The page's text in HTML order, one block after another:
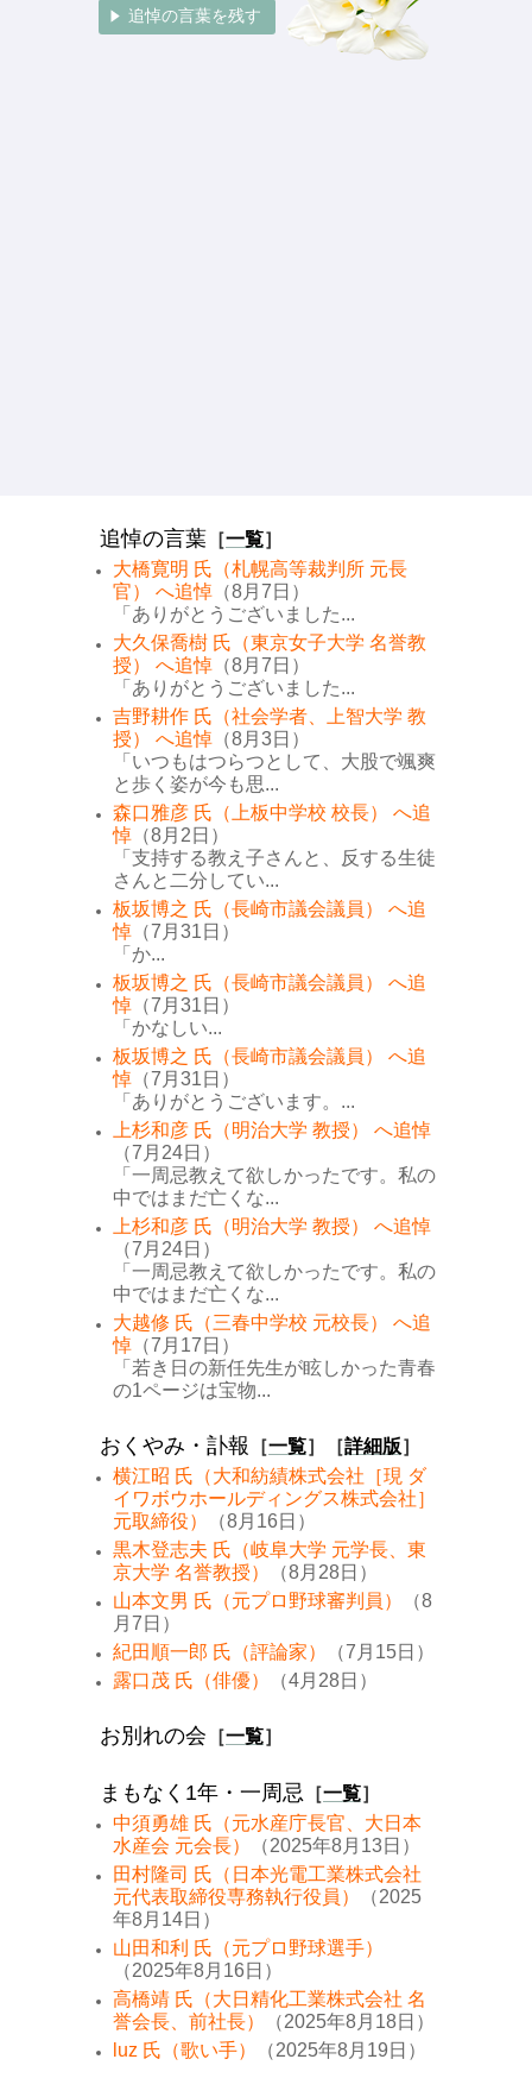
追悼の言葉 ［一覧］
大橋寛明 氏（札幌高等裁判所 元長
官） へ追悼 （8月7日）
「ありがとうございました...
大久保喬樹 氏（東京女子大学 名誉教
授） へ追悼 （8月7日）
「ありがとうございました...
吉野耕作 氏（社会学者、上智大学 教
授） へ追悼 （8月3日）
「いつもはつらつとして、大股で颯爽
と歩く姿が今も思...
森口雅彦 氏（上板中学校 校長） へ追
悼 （8月2日）
「支持する教え子さんと、反する生徒
さんと二分してい...
板坂博之 氏（長崎市議会議員） へ追
悼 （7月31日）
「か...
板坂博之 氏（長崎市議会議員） へ追
悼 （7月31日）
「かなしい...
板坂博之 氏（長崎市議会議員） へ追
悼 （7月31日）
「ありがとうございます。...
上杉和彦 氏（明治大学 教授） へ追悼
（7月24日）
「一周忌教えて欲しかったです。私の
中ではまだ亡くな...
上杉和彦 氏（明治大学 教授） へ追悼
（7月24日）
「一周忌教えて欲しかったです。私の
中ではまだ亡くな...
大越修 氏（三春中学校 元校長） へ追
悼 （7月17日）
「若き日の新任先生が眩しかった青春
の1ページは宝物...
おくやみ・訃報 ［一覧］［詳細版］
横江昭 氏（大和紡績株式会社［現 ダ
イワボウホールディングス株式会社］
元取締役）
（8月16日）
黒木登志夫 氏（岐阜大学 元学長、東
京大学 名誉教授）
（8月28日）
山本文男 氏（元プロ野球審判員）
（8
月7日）
紀田順一郎 氏（評論家）
（7月15日）
露口茂 氏（俳優）
（4月28日）
お別れの会 ［一覧］
まもなく1年・一周忌 ［一覧］
中須勇雄 氏（元水産庁長官、大日本
水産会 元会長）
（2025年8月13日）
田村隆司 氏（日本光電工業株式会社
元代表取締役専務執行役員）
（2025
年8月14日）
山田和利 氏（元プロ野球選手）
（2025年8月16日）
高橋靖 氏（大日精化工業株式会社 名
誉会長、前社長）
（2025年8月18日）
luz 氏（歌い手）
（2025年8月19日）